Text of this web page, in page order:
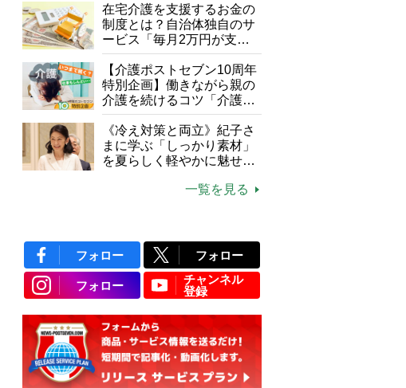
在宅介護を支援するお金の
制度とは？自治体独自のサ
ービス「毎月2万円が支給
される」ケースも【FP解
説】
【介護ポストセブン10周年
特別企画】働きながら親の
介護を続けるコツ「介護は
10年以上続くことも…3つ
のフェーズに分けて考えて
みよう」【社会福祉士解
説】
《冷え対策と両立》紀子さ
まに学ぶ「しっかり素材」
を夏らしく軽やかに魅せる
一覧を見る
フォロー フォロー
フォロー
チャンネル
登録